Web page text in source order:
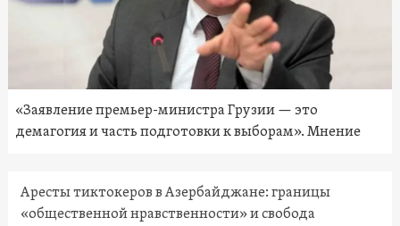
«Заявление премьер-министра Грузии — это
демагогия и часть подготовки к выборам». Мнение
Аресты тиктокеров в Азербайджане: границы
«общественной нравственности» и свобода